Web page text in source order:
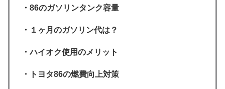
・86のガソリンタンク容量
・１ヶ月のガソリン代は？
・ハイオク使用のメリット
・トヨタ86の燃費向上対策